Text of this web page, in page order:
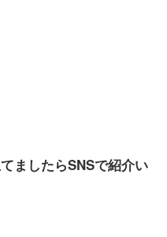
ましたらSNSで紹介い